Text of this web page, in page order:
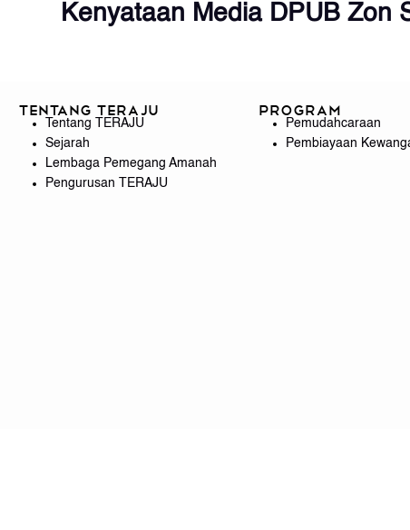
Kenyataan Media DPUB Zon
Tentang TERAJU
Tentang TERAJU
Sejarah
Lembaga Pemegang Amanah
Pengurusan TERAJU
Program
Pemudahcaraan
Pembiayaan